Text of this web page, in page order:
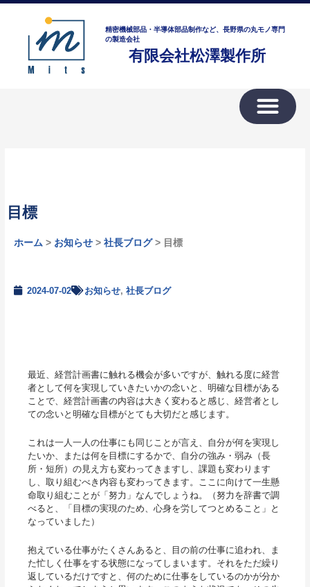
精密機械部品・半導体部品制作など、長野県の丸モノ専門
の製造会社
有限会社松澤製作所
目標
ホーム > お知らせ > 社長ブログ> 目標
2024-07-02 お知らせ, 社長ブログ
最近、経営計画書に触れる機会が多いですが、触れる度に経営
者として何を実現していきたいかの念いと、明確な目標がある
ことで、経営計画書の内容は大きく変わると感じ、経営者とし
ての念いと明確な目標がとても大切だと感じます。
これは一人一人の仕事にも同じことが言え、自分が何を実現し
たいか、または何を目標にするかで、自分の強み・弱み（長
所・短所）の見え方も変わってきますし、課題も変わります
し、取り組むべき内容も変わってきます。ここに向けて一生懸
命取り組むことが「努力」なんでしょうね。（努力を辞書で調
べると、「目標の実現のため、心身を労してつとめること」と
なっていました）
抱えている仕事がたくさんあると、目の前の仕事に追われ、ま
た忙しく仕事をする状態になってしまいます。それをただ繰り
返しているだけですと、何のために仕事をしているのかが分か